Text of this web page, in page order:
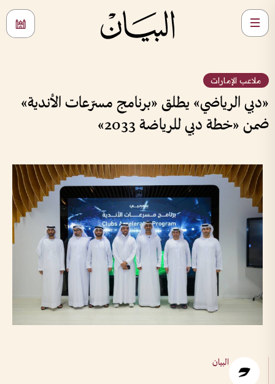
ملاعب الإمارات
«دبي الرياضي» يطلق «برنامج مسرّعات الأندية»
ضمن «خطة دبي للرياضة 2033»
البيان